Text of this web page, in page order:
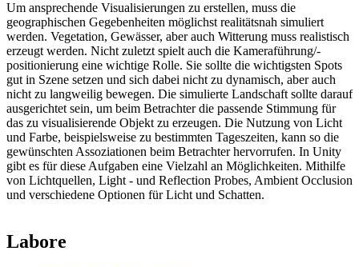
Um ansprechende Visualisierungen zu erstellen, muss die
geographischen Gegebenheiten möglichst realitätsnah simuliert
werden. Vegetation, Gewässer, aber auch Witterung muss realistisch
erzeugt werden. Nicht zuletzt spielt auch die Kameraführung/-
positionierung eine wichtige Rolle. Sie sollte die wichtigsten Spots
gut in Szene setzen und sich dabei nicht zu dynamisch, aber auch
nicht zu langweilig bewegen. Die simulierte Landschaft sollte darauf
ausgerichtet sein, um beim Betrachter die passende Stimmung für
das zu visualisierende Objekt zu erzeugen. Die Nutzung von Licht
und Farbe, beispielsweise zu bestimmten Tageszeiten, kann so die
gewünschten Assoziationen beim Betrachter hervorrufen. In Unity
gibt es für diese Aufgaben eine Vielzahl an Möglichkeiten. Mithilfe
von Lichtquellen, Light - und Reflection Probes, Ambient Occlusion
und verschiedene Optionen für Licht und Schatten.
Labore